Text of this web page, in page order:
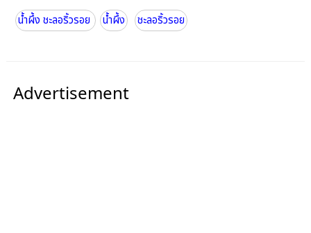
น้ำผึ้ง ชะลอริ้วรอย น้ำผึ้ง ชะลอริ้วรอย
Advertisement